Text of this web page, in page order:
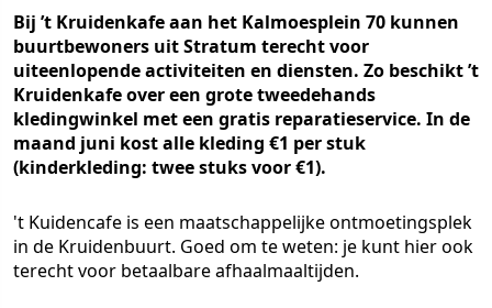
Bij ’t Kruidenkafe aan het Kalmoesplein 70 kunnen
buurtbewoners uit Stratum terecht voor
uiteenlopende activiteiten en diensten. Zo beschikt ’t
Kruidenkafe over een grote tweedehands
kledingwinkel met een gratis reparatieservice. In de
maand juni kost alle kleding €1 per stuk
(kinderkleding: twee stuks voor €1).
't Kuidencafe is een maatschappelijke ontmoetingsplek
in de Kruidenbuurt. Goed om te weten: je kunt hier ook
terecht voor betaalbare afhaalmaaltijden.